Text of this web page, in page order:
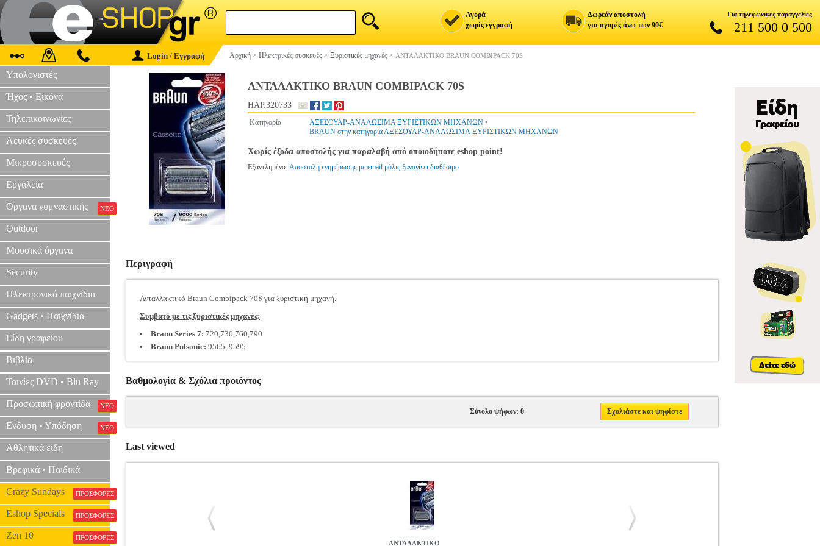
Αγορά
χωρίς εγγραφή
Δωρεάν αποστολή
για αγορές άνω των 90€
Για τηλεφωνικές παραγγελίες
211 500 0 500
Login / Εγγραφή Αρχική > Ηλεκτρικές συσκευές > Ξυριστικές μηχανές > ΑΝΤΑΛΑΚΤΙΚΟ BRAUN COMBIPACK 70S
Υπολογιστές
Ήχος • Εικόνα
Τηλεπικοινωνίες
Λευκές συσκευές
Μικροσυσκευές
Εργαλεία
Οργανα γυμναστικής ΝΕΟ
Outdoor
Μουσικά όργανα
Security
Ηλεκτρονικά παιχνίδια
Gadgets • Παιχνίδια
Είδη γραφείου
Βιβλία
Ταινίες DVD • Blu Ray
Προσωπική φροντίδα ΝΕΟ
Ενδυση • Υπόδηση ΝΕΟ
Αθλητικά είδη
Βρεφικά • Παιδικά
Crazy Sundays ΠΡΟΣΦΟΡΕΣ
Eshop Specials ΠΡΟΣΦΟΡΕΣ
Zen 10 ΠΡΟΣΦΟΡΕΣ
ΑΝΤΑΛΑΚΤΙΚΟ BRAUN COMBIPACK 70S
HAP.320733
Κατηγορία ΑΞΕΣΟΥΑΡ-ΑΝΑΛΩΣΙΜΑ ΞΥΡΙΣΤΙΚΩΝ ΜΗΧΑΝΩΝ •
BRAUN στην κατηγορία ΑΞΕΣΟΥΑΡ-ΑΝΑΛΩΣΙΜΑ ΞΥΡΙΣΤΙΚΩΝ ΜΗΧΑΝΩΝ
Χωρίς έξοδα αποστολής για παραλαβή από οποιοδήποτε eshop point!
Εξαντλημένο. Αποστολή ενημέρωσης με email μόλις ξαναγίνει διαθέσιμο
Περιγραφή
Ανταλλακτικό Braun Combipack 70S για ξυριστική μηχανή.
Συμβατό με τις ξυριστικές μηχανές:
Braun Series 7: 720,730,760,790
Braun Pulsonic: 9565, 9595
Βαθμολογία & Σχόλια προιόντος
Σύνολο ψήφων: 0 Σχολιάστε και ψηφίστε
Last viewed
ΑΝΤΑΛΑΚΤΙΚΟ